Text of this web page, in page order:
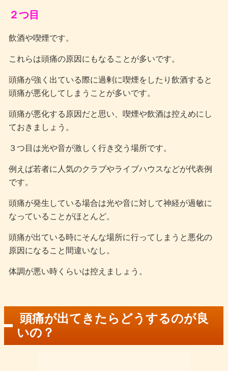
２つ目
飲酒や喫煙です。
これらは頭痛の原因にもなることが多いです。
頭痛が強く出ている際に過剰に喫煙をしたり飲酒すると
頭痛が悪化してしまうことが多いです。
頭痛が悪化する原因だと思い、喫煙や飲酒は控えめにし
ておきましょう。
３つ目は光や音が激しく行き交う場所です。
例えば若者に人気のクラブやライブハウスなどが代表例
です。
頭痛が発生している場合は光や音に対して神経が過敏に
なっていることがほとんど。
頭痛が出ている時にそんな場所に行ってしまうと悪化の
原因になること間違いなし。
体調が悪い時くらいは控えましょう。
頭痛が出てきたらどうするのが良
いの？